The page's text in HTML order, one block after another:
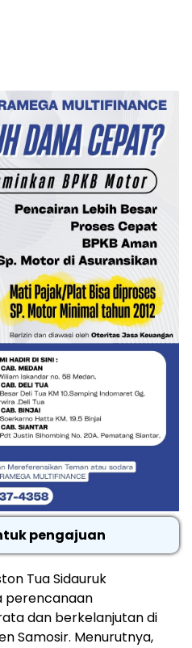
pengajuan
Tua Sidauruk
perencanaan
dan berkelanjutan di
Samosir. Menurutnya,